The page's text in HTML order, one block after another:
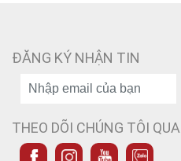
ĐĂNG KÝ NHẬN TIN
THEO DÕI CHÚNG TÔI QUA